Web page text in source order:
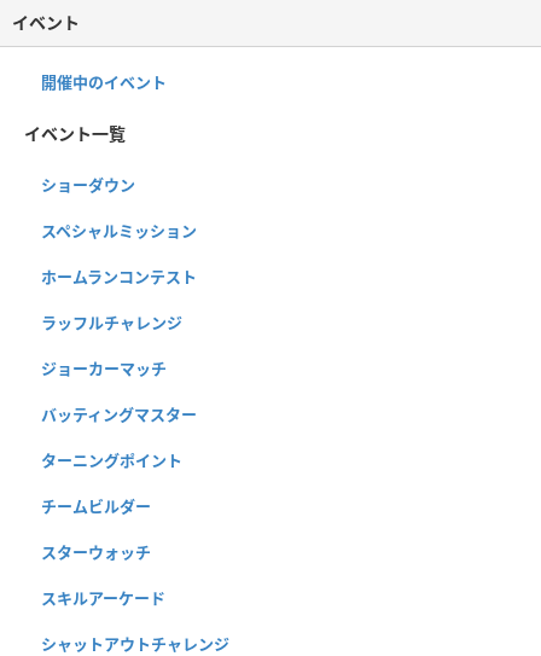
イベント
開催中のイベント
イベント一覧
ショーダウン
スペシャルミッション
ホームランコンテスト
ラッフルチャレンジ
ジョーカーマッチ
バッティングマスター
ターニングポイント
チームビルダー
スターウォッチ
スキルアーケード
シャットアウトチャレンジ